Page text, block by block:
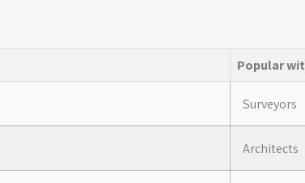
Popular
Surveyors
Architects